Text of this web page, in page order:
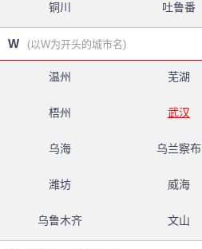
铜川 吐鲁番
W (以W为开头的城市名)
温州 芜湖
梧州 武汉
乌海 乌兰察布
潍坊 威海
乌鲁木齐 文山